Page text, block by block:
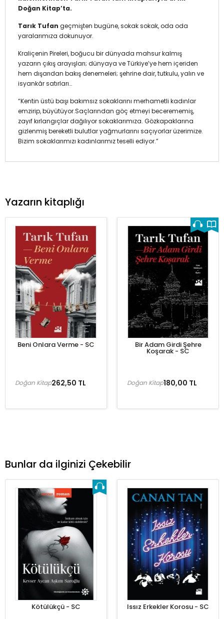
Doğan Kitap’ta.
Tarık Tufan geçmişten bugüne, sokak sokak, oda oda
yaralarımıza dokunuyor.
Kraliçenin Pireleri, boğucu bir dünyada mahsur kalmış
yazarın çıkış arayışları; dünyaya ve Türkiye’ye hem içeriden
hem dışarıdan bakış denemeleri; şehrine dair, tutkulu, yalın ve
isyankâr satırları…
“Kentin üstü başı bakımsız sokaklarını merhametli kadınlar
emzirip, büyütüyor.Saçlarından göç etmeyi becerememiş,
zayıf kırlangıçlar dağılıyor sokaklarımıza. Gözkapaklarına
gizlenmiş bereketli bulutlar yağmurlarını saçıyorlar üzerimize.
Bizim sokaklarımızı kadınlarımız teselli ediyor.”
Yazarın kitaplığı
Beni Onlara Verme - SC
262,50 TL
Doğan Kitap
Bir Adam Girdi Şehre
Koşarak - SC
180,00 TL
Doğan Kitap
Bunlar da ilginizi Çekebilir
Kötülükçü - SC Issız Erkekler Korosu - SC